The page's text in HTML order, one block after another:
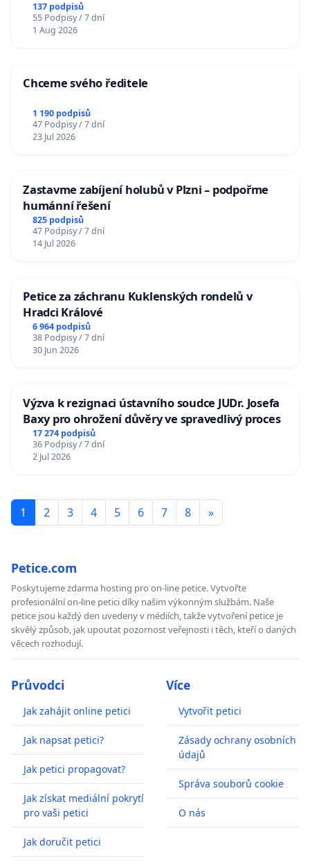
137 podpisů
55 Podpisy / 7 dní
1 Aug 2026
Chceme svého ředitele
1 190 podpisů
47 Podpisy / 7 dní
23 Jul 2026
Zastavme zabíjení holubů v Plzni – podpořme
humánní řešení
825 podpisů
47 Podpisy / 7 dní
14 Jul 2026
Petice za záchranu Kuklenských rondelů v
Hradci Králové
6 964 podpisů
38 Podpisy / 7 dní
30 Jun 2026
Výzva k rezignaci ústavního soudce JUDr. Josefa
Baxy pro ohrožení důvěry ve spravedlivý proces
17 274 podpisů
36 Podpisy / 7 dní
2 Jul 2026
1 2 3 4 5 6 7 8 »
Petice.com
Poskytujeme zdarma hosting pro on-line petice. Vytvořte
profesionální on-line petici díky našim výkonným službám. Naše
petice jsou každý den uvedeny v médiích, takže vytvoření petice je
skvělý způsob, jak upoutat pozornost veřejnosti i těch, kteří o daných
věcech rozhodují.
Průvodci
Jak zahájit online petici
Jak napsat petici?
Jak petici propagovat?
Jak získat mediální pokrytí
pro vaši petici
Jak doručit petici
Více
Vytvořit petici
Zásady ochrany osobních
údajů
Správa souborů cookie
O nás